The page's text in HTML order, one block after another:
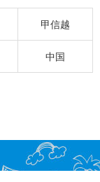
甲信越
中国